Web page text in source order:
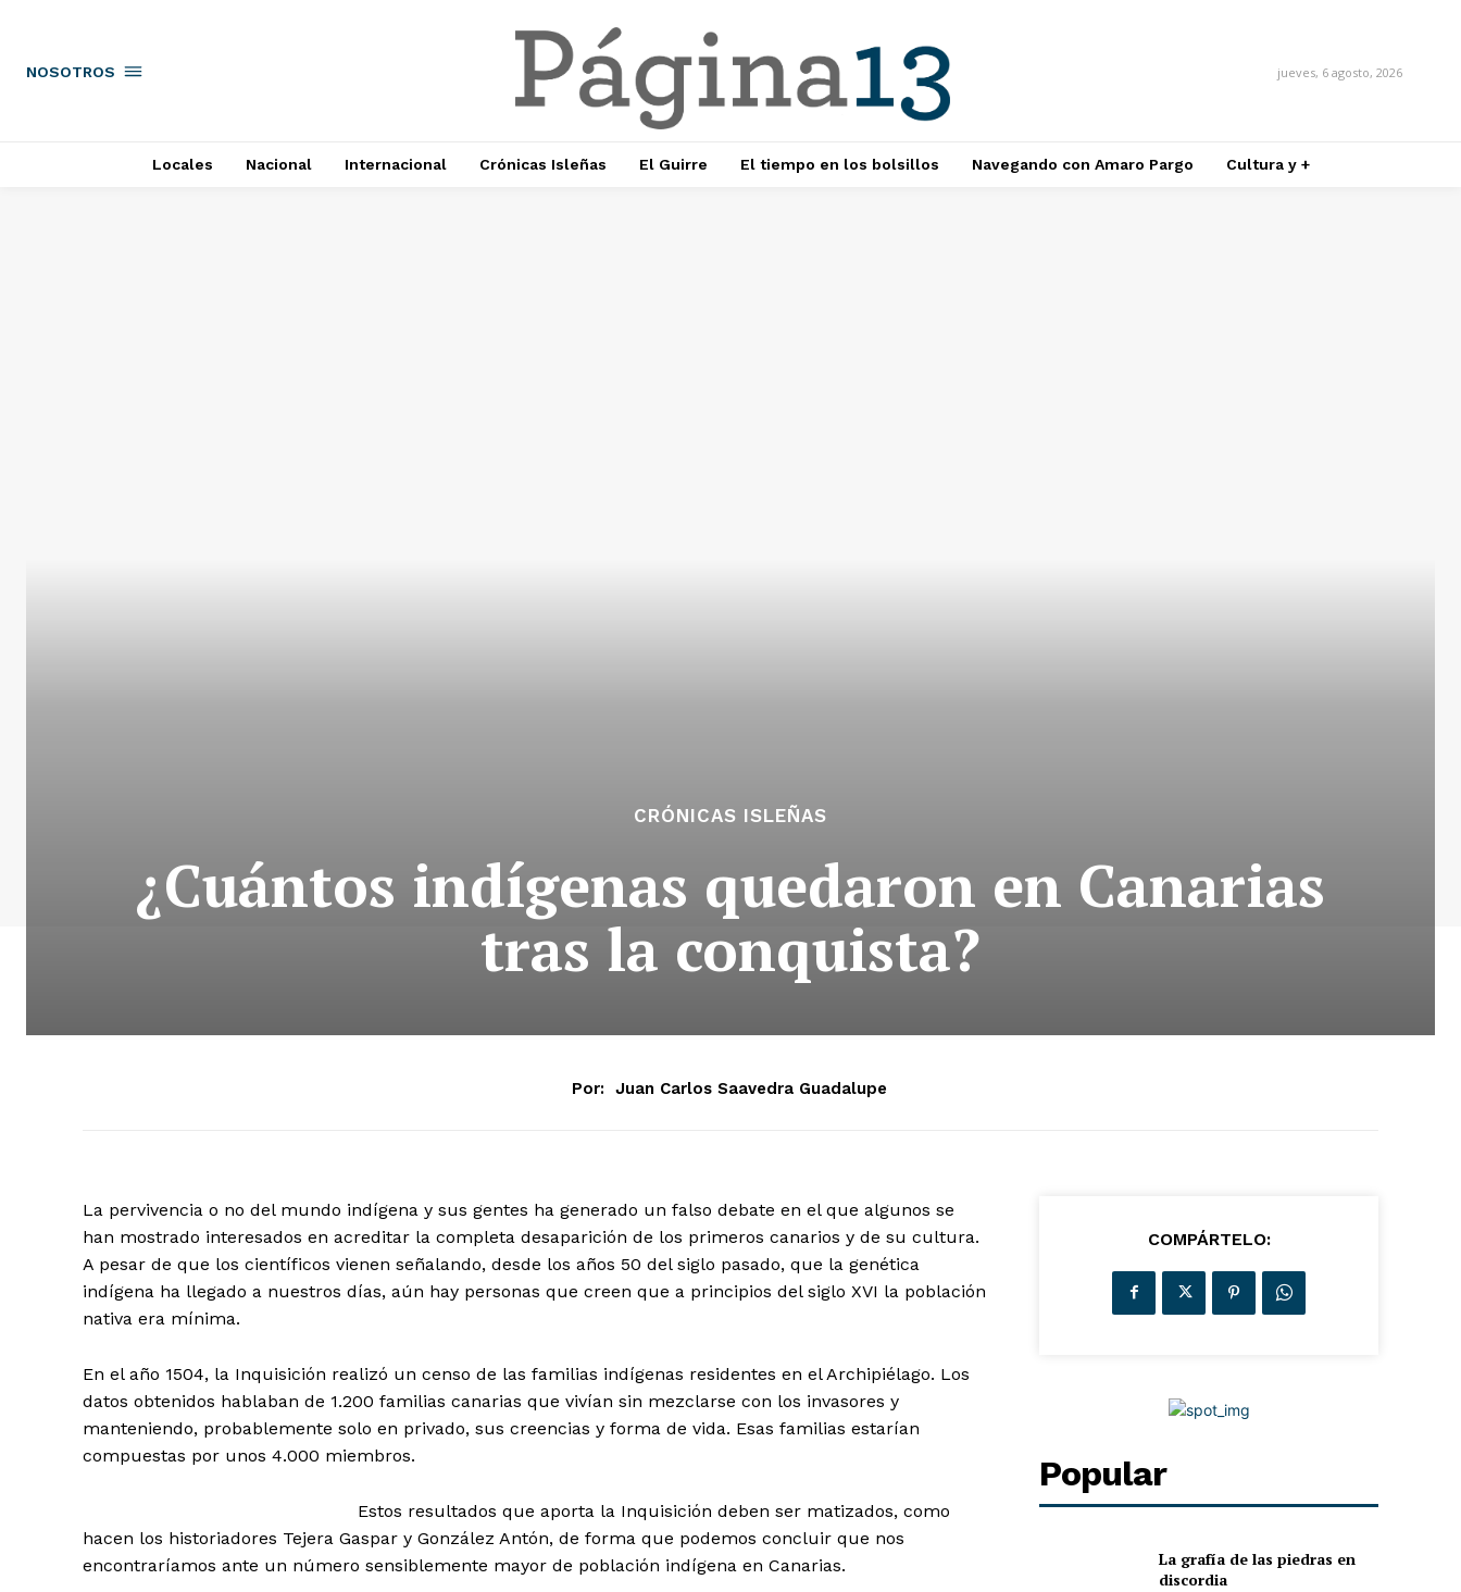
NOSOTROS jueves, 6 agosto, 2026
Locales Nacional Internacional Crónicas Isleñas El Guirre El tiempo en los bolsillos Navegando con Amaro Pargo Cultura y +
CRÓNICAS ISLEÑAS
¿Cuántos indígenas quedaron en Canarias
tras la conquista?
Por: Juan Carlos Saavedra Guadalupe
La pervivencia o no del mundo indígena y sus gentes ha generado un falso debate en el que algunos se
han mostrado interesados en acreditar la completa desaparición de los primeros canarios y de su cultura.
A pesar de que los científicos vienen señalando, desde los años 50 del siglo pasado, que la genética
indígena ha llegado a nuestros días, aún hay personas que creen que a principios del siglo XVI la población
nativa era mínima.
En el año 1504, la Inquisición realizó un censo de las familias indígenas residentes en el Archipiélago. Los
datos obtenidos hablaban de 1.200 familias canarias que vivían sin mezclarse con los invasores y
manteniendo, probablemente solo en privado, sus creencias y forma de vida. Esas familias estarían
compuestas por unos 4.000 miembros.
Estos resultados que aporta la Inquisición deben ser matizados, como
hacen los historiadores Tejera Gaspar y González Antón, de forma que podemos concluir que nos
encontraríamos ante un número sensiblemente mayor de población indígena en Canarias.
COMPÁRTELO:
Popular
La grafía de las piedras en
discordia